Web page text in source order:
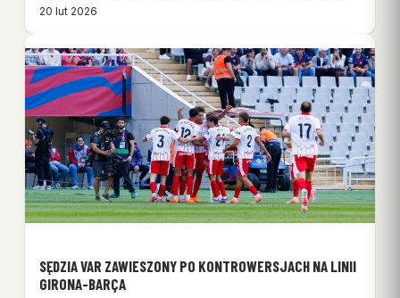
20 lut 2026
SĘDZIA VAR ZAWIESZONY PO KONTROWERSJACH NA LINII
GIRONA-BARÇA